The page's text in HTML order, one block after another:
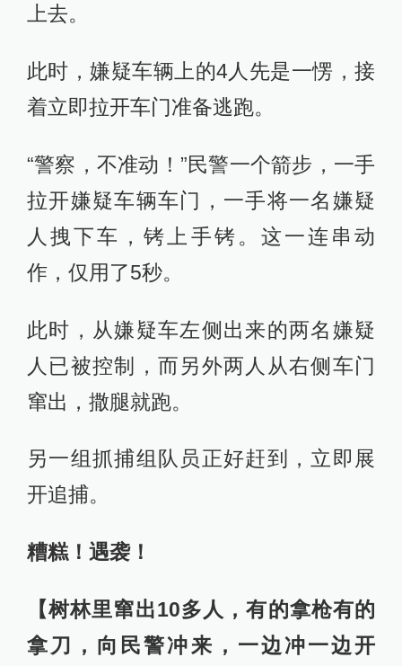
上去。
此时，嫌疑车辆上的4人先是一愣，接
着立即拉开车门准备逃跑。
“警察，不准动！”民警一个箭步，一手
拉开嫌疑车辆车门，一手将一名嫌疑
人拽下车，铐上手铐。这一连串动
作，仅用了5秒。
此时，从嫌疑车左侧出来的两名嫌疑
人已被控制，而另外两人从右侧车门
窜出，撒腿就跑。
另一组抓捕组队员正好赶到，立即展
开追捕。
糟糕！遇袭！
【树林里窜出10多人，有的拿枪有的
拿刀，向民警冲来，一边冲一边开